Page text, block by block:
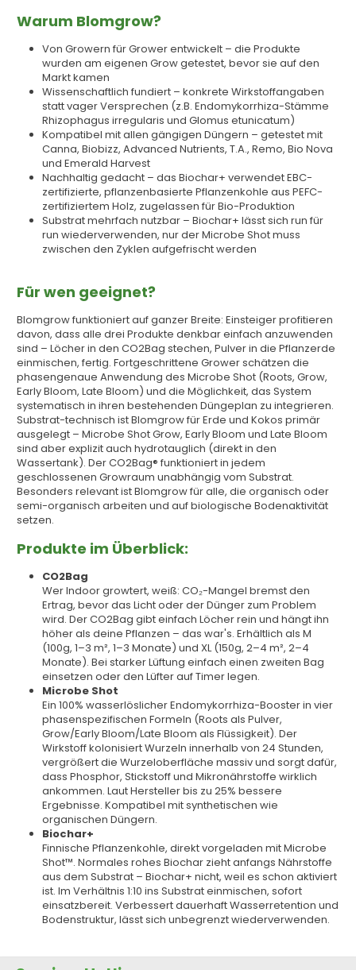
Warum Blomgrow?
Von Growern für Grower entwickelt – die Produkte
wurden am eigenen Grow getestet, bevor sie auf den
Markt kamen
Wissenschaftlich fundiert – konkrete Wirkstoffangaben
statt vager Versprechen (z.B. Endomykorrhiza-Stämme
Rhizophagus irregularis und Glomus etunicatum)
Kompatibel mit allen gängigen Düngern – getestet mit
Canna, Biobizz, Advanced Nutrients, T.A., Remo, Bio Nova
und Emerald Harvest
Nachhaltig gedacht – das Biochar+ verwendet EBC-
zertifizierte, pflanzenbasierte Pflanzenkohle aus PEFC-
zertifiziertem Holz, zugelassen für Bio-Produktion
Substrat mehrfach nutzbar – Biochar+ lässt sich run für
run wiederverwenden, nur der Microbe Shot muss
zwischen den Zyklen aufgefrischt werden
Für wen geeignet?
Blomgrow funktioniert auf ganzer Breite: Einsteiger profitieren
davon, dass alle drei Produkte denkbar einfach anzuwenden
sind – Löcher in den CO2Bag stechen, Pulver in die Pflanzerde
einmischen, fertig. Fortgeschrittene Grower schätzen die
phasengenaue Anwendung des Microbe Shot (Roots, Grow,
Early Bloom, Late Bloom) und die Möglichkeit, das System
systematisch in ihren bestehenden Düngeplan zu integrieren.
Substrat-technisch ist Blomgrow für Erde und Kokos primär
ausgelegt – Microbe Shot Grow, Early Bloom und Late Bloom
sind aber explizit auch hydrotauglich (direkt in den
Wassertank). Der CO2Bag® funktioniert in jedem
geschlossenen Growraum unabhängig vom Substrat.
Besonders relevant ist Blomgrow für alle, die organisch oder
semi-organisch arbeiten und auf biologische Bodenaktivität
setzen.
Produkte im Überblick:
CO2Bag
Wer Indoor growtert, weiß: CO₂-Mangel bremst den
Ertrag, bevor das Licht oder der Dünger zum Problem
wird. Der CO2Bag gibt einfach Löcher rein und hängt ihn
höher als deine Pflanzen – das war's. Erhältlich als M
(100g, 1–3 m², 1–3 Monate) und XL (150g, 2–4 m², 2–4
Monate). Bei starker Lüftung einfach einen zweiten Bag
einsetzen oder den Lüfter auf Timer legen.
Microbe Shot
Ein 100% wasserlöslicher Endomykorrhiza-Booster in vier
phasenspezifischen Formeln (Roots als Pulver,
Grow/Early Bloom/Late Bloom als Flüssigkeit). Der
Wirkstoff kolonisiert Wurzeln innerhalb von 24 Stunden,
vergrößert die Wurzeloberfläche massiv und sorgt dafür,
dass Phosphor, Stickstoff und Mikronährstoffe wirklich
ankommen. Laut Hersteller bis zu 25% bessere
Ergebnisse. Kompatibel mit synthetischen wie
organischen Düngern.
Biochar+
Finnische Pflanzenkohle, direkt vorgeladen mit Microbe
Shot™. Normales rohes Biochar zieht anfangs Nährstoffe
aus dem Substrat – Biochar+ nicht, weil es schon aktiviert
ist. Im Verhältnis 1:10 ins Substrat einmischen, sofort
einsatzbereit. Verbessert dauerhaft Wasserretention und
Bodenstruktur, lässt sich unbegrenzt wiederverwenden.